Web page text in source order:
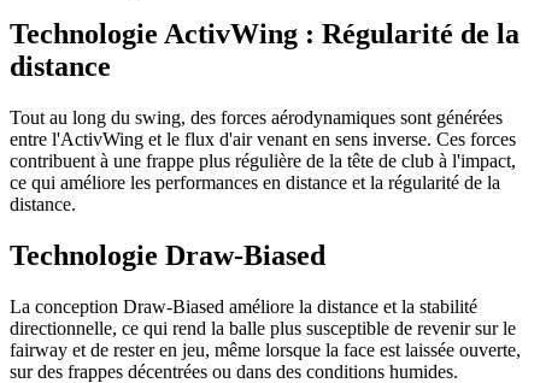
Technologie ActivWing : Régularité de la
distance
Tout au long du swing, des forces aérodynamiques sont générées
entre l'ActivWing et le flux d'air venant en sens inverse. Ces forces
contribuent à une frappe plus régulière de la tête de club à l'impact,
ce qui améliore les performances en distance et la régularité de la
distance.
Technologie Draw-Biased
La conception Draw-Biased améliore la distance et la stabilité
directionnelle, ce qui rend la balle plus susceptible de revenir sur le
fairway et de rester en jeu, même lorsque la face est laissée ouverte,
sur des frappes décentrées ou dans des conditions humides.